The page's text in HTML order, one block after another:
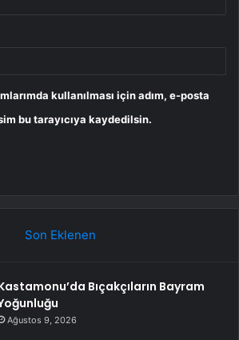
kullanılması için adım, e-posta
bu tarayıcıya kaydedilsin.
Son Eklenen
Bıçakçıların Bayram
Ağustos 9, 2026